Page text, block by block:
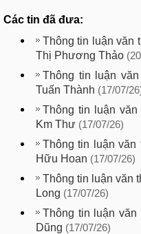
Các tin đã đưa:
Thông tin luận văn
Thị Phương Thảo
Thông tin luận
Tuấn Thành (17/07/
Thông tin luận
Km Thư (17/07/26)
Thông tin luận văn
Hữu Hoan (17/07/26)
Thông tin luận văn
Long (17/07/26)
Thông tin luận
Dũng (17/07/26)